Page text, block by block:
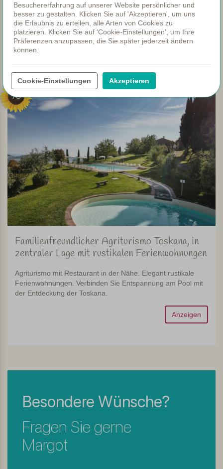
der Nähe der toskanischen Strände.
Anzeigen
75
Familienfreundlicher Agriturismo Toskana, in
zentraler Lage mit rustikalen Ferienwohnungen
Agriturismo mit Restaurant in der Nähe. Elegant rustikale
Ferienwohnungen. Verbinden Sie Entspannung am Pool mit
der Entdeckung der Toskana.
Anzeigen
Besondere Wünsche?
Fragen Sie gerne
Margot
Besuchererfahrung auf unserer Website persönlicher und
besser zu gestalten. Klicken Sie auf 'Akzeptieren', um uns
die Erlaubnis zu erteilen, alle Arten von Cookies zu
platzieren. Klicken Sie auf 'Cookie-Einstellungen', um Ihre
Präferenzen anzupassen, die Sie später jederzeit ändern
können.
Cookie-Einstellungen Akzeptieren